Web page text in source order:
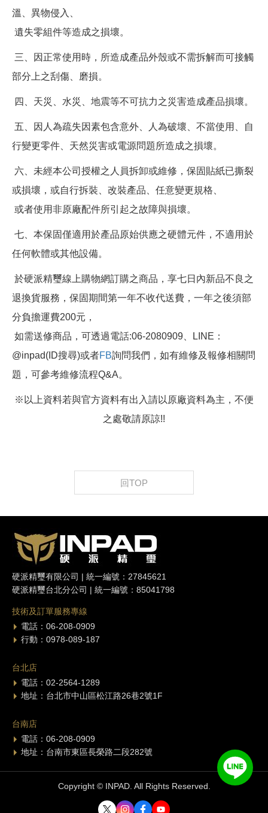
溫、異物侵入、
遺失零組件等造成之損壞。
三、因正常使用時，所造成產品外殼或不需拆解而可接觸
部分上之刮傷、磨損。
四、天災、水災、地震等不可抗力之災害造成產品損壞。
五、因人為疏失因素包含意外、人為破壞、不當使用、自
行變更零件、天然災害或電源問題所造成之損壞。
六、未經本公司授權之人員拆卸或維修，保固貼紙已撕裂
或損壞，或自行拆裝、改裝產品、任意變更規格、
或者使用非原廠配件所引起之故障與損壞。
七、本保固僅適用於產品原始供應之硬體元件，不適用於
任何軟體或其他設備。
於硬派精璽線上購物網訂購之商品，享七日內新品不良之
退換貨服務，保固期間第一年不收代送費，一年之後須部
分負擔運費200元，
如需送修商品，可透過電話:06-2080909、LINE：
@inpad(ID搜尋)或者FB詢問我們，如有維修及報修相關問
題，可參考維修流程Q&A。
※以上資料若與官方資料有出入請以原廠資料為主，不便
之處敬請原諒!!
回TOP
硬派精璽有限公司 | 統一編號：27845621
硬派精璽台北分公司 | 統一編號：85041798
技術及訂單服務專線
電話：06-208-0909
行動：0978-089-187
台北店
電話：02-2564-1289
地址：台北市中山區松江路26巷2號1F
台南店
電話：06-208-0909
地址：台南市東區長榮路二段282號
Copyright © INPAD. All Rights Reserved.